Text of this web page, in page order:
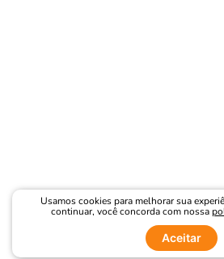
Usamos cookies para melhorar sua
continuar, você concorda com nossa
Aceitar